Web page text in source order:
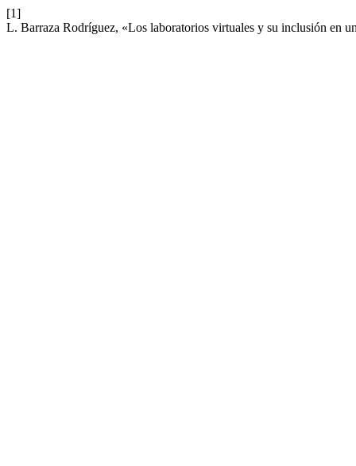
[1]
L. Barraza Rodríguez, «Los laboratorios virtuales y su inclusión en